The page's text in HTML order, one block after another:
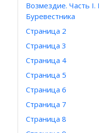
Возмездие. Часть
Буревестника
Страница 2
Страница 3
Страница 4
Страница 5
Страница 6
Страница 7
Страница 8